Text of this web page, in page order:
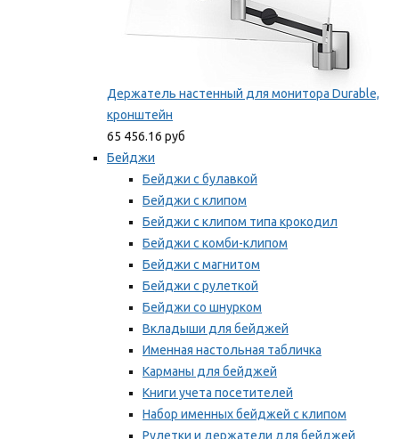
Держатель настенный для монитора Durable,
кронштейн
65 456.16 руб
Бейджи
Бейджи с булавкой
Бейджи с клипом
Бейджи с клипом типа крокодил
Бейджи с комби-клипом
Бейджи с магнитом
Бейджи с рулеткой
Бейджи со шнурком
Вкладыши для бейджей
Именная настольная табличка
Карманы для бейджей
Книги учета посетителей
Набор именных бейджей с клипом
Рулетки и держатели для бейджей